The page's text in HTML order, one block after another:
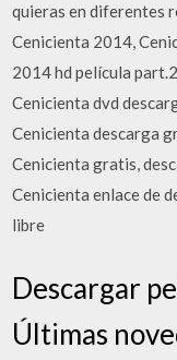
quieras en diferentes
Cenicienta 2014,
2014 hd película
Cenicienta dvd
Cenicienta descarga
Cenicienta gratis,
Cenicienta enlace de
libre
Descargar
Últimas